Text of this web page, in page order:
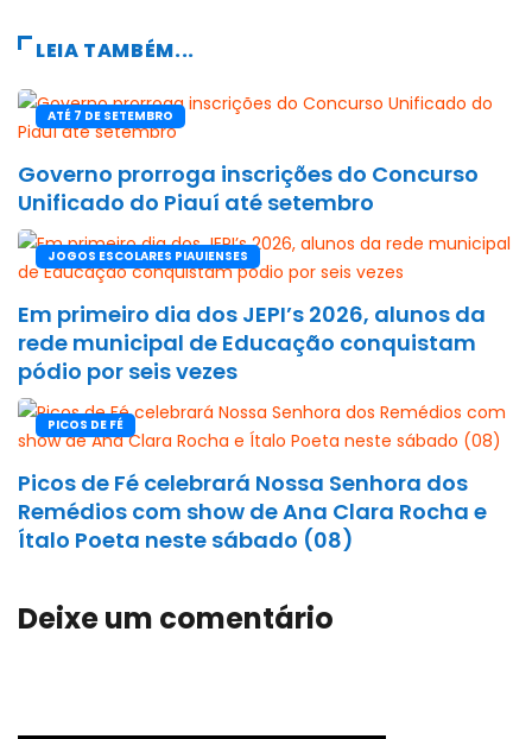
LEIA TAMBÉM...
ATÉ 7 DE SETEMBRO
Governo prorroga inscrições do Concurso
Unificado do Piauí até setembro
JOGOS ESCOLARES PIAUIENSES
Em primeiro dia dos JEPI’s 2026, alunos da
rede municipal de Educação conquistam
pódio por seis vezes
PICOS DE FÉ
Picos de Fé celebrará Nossa Senhora dos
Remédios com show de Ana Clara Rocha e
Ítalo Poeta neste sábado (08)
Deixe um comentário